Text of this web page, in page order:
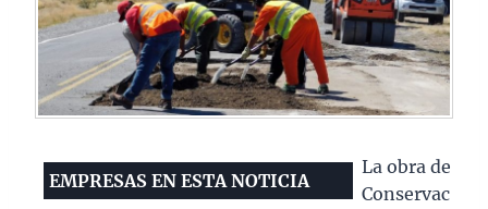
EMPRESAS EN ESTA NOTICIA
La obra de
Conservac